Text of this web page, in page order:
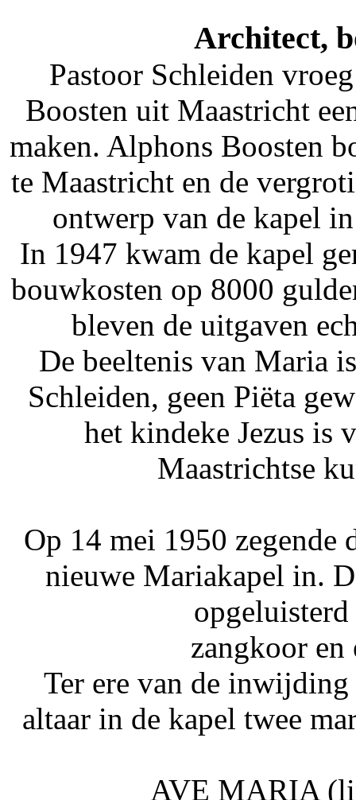
Architect,
Pastoor Schleiden
Boosten uit Maastricht
maken. Alphons Boosten
te Maastricht en de
ontwerp van de kapel
In 1947 kwam de kapel
bouwkosten op 8000
bleven de uitgaven
De beeltenis van Maria
Schleiden, geen Piëta
het kindeke Jezus is
Maastrichtse
Op 14 mei 1950 zegende
nieuwe Mariakapel in.
zangkoor en
Ter ere van de
altaar in de kapel twee
AVE MARIA